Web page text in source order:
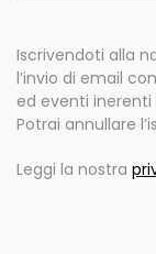
Iscrivendoti alla
l’invio di email
ed eventi inerenti
Potrai annullare
Leggi la nostra